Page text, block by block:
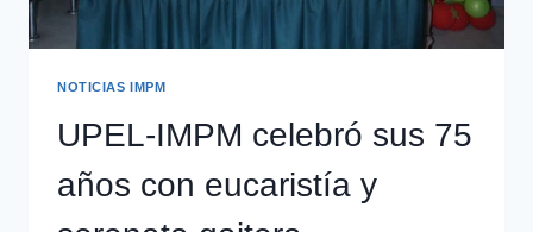
NOTICIAS IMPM
UPEL-IMPM celebró sus 75
años con eucaristía y